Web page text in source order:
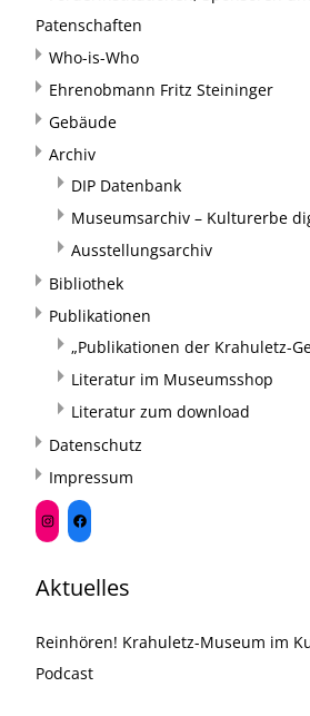
Patenschaften
Who-is-Who
Ehrenobmann Fritz Steininger
Gebäude
Archiv
DIP Datenbank
Museumsarchiv – Kulturerbe
Ausstellungsarchiv
Bibliothek
Publikationen
„Publikationen der Krahuletz-
Literatur im Museumsshop
Literatur zum download
Datenschutz
Impressum
Aktuelles
Reinhören! Krahuletz-Museum im
Podcast